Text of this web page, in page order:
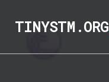
TINYSTM.ORG